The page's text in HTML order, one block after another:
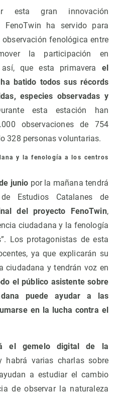
esta gran innovación
FenoTwin ha servido para
fenológica entre
la participación en
que esta primavera el
batido todos sus récords
especies observadas y
esta estación han
observaciones de 754
328 personas voluntarias.
y la fenología a los centros
junio por la mañana tendrá
Estudios Catalanes de
del proyecto FenoTwin,
ciudadana y la fenología
Los protagonistas de esta
ya que explicarán su
ciudadana y tendrán voz en
el público asistente sobre
puede ayudar a las
en la lucha contra el
el gemelo digital de la
habrá varias charlas sobre
a estudiar el cambio
de observar la naturaleza